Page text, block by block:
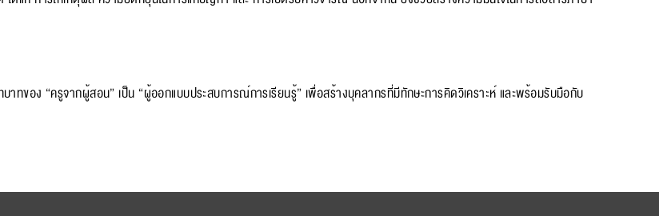
ทของ “ครูจากผู้สอน” เป็น “ผู้ออกแบบประสบการณ์การเรียนรู้” เพื่อสร้างบุคลากรที่มีทักษะการคิดวิเคราะห์ และพร้อมรับมือกับ